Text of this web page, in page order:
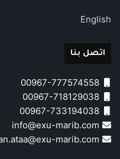
English
اتصل بنا